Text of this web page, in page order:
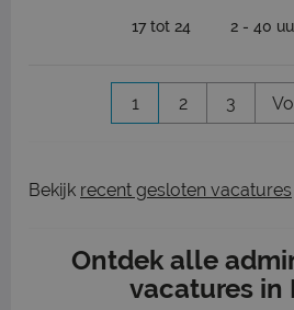
17 tot 24 2 - 40
1 2 3
Bekijk recent gesloten vacatures
Ontdek alle
vacatures in